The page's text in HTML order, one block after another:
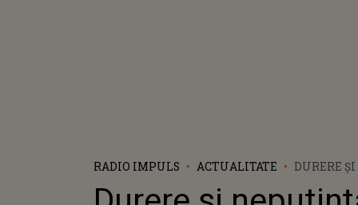
RADIO IMPULS ACTUALITATE
DURERE
RAUL,